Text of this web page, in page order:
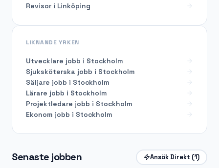
Senaste jobben Ansök Direkt (1)
Revisor i Linköping
LIKNANDE YRKEN
Utvecklare jobb i Stockholm
Sjuksköterska jobb i Stockholm
Säljare jobb i Stockholm
Lärare jobb i Stockholm
Projektledare jobb i Stockholm
Ekonom jobb i Stockholm